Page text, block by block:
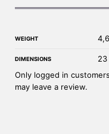
WEIGHT
DIMENSIONS
Only logged in
may leave a review.